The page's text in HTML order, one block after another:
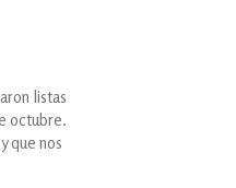
listas
octubre.
que nos